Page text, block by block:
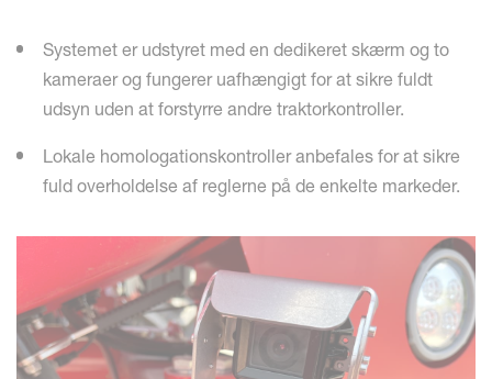
Systemet er udstyret med en dedikeret skærm og to
kameraer og fungerer uafhængigt for at sikre fuldt
udsyn uden at forstyrre andre traktorkontroller.
Lokale homologationskontroller anbefales for at sikre
fuld overholdelse af reglerne på de enkelte markeder.